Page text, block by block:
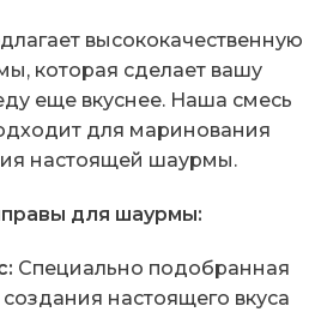
высококачественную
которая сделает вашу
еще вкуснее. Наша смесь
для маринования
настоящей шаурмы.
для шаурмы:
Специально подобранная
настоящего вкуса